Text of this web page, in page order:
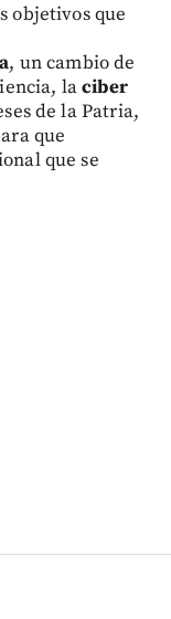
objetivos que
, un cambio de
laciber
de la Patria,
que
que se